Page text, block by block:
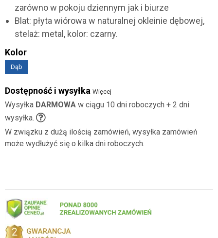
zarówno w pokoju dziennym jak i biurze
Blat: płyta wiórowa w naturalnej okleinie dębowej,
stelaż: metal, kolor: czarny.
Dąb
Dostępność i wysyłka Więcej
Wysyłka DARMOWA w ciągu 10 dni roboczych + 2 dni
wysyłka.
W związku z dużą ilością zamówień, wysyłka zamówień
może wydłużyć się o kilka dni roboczych.